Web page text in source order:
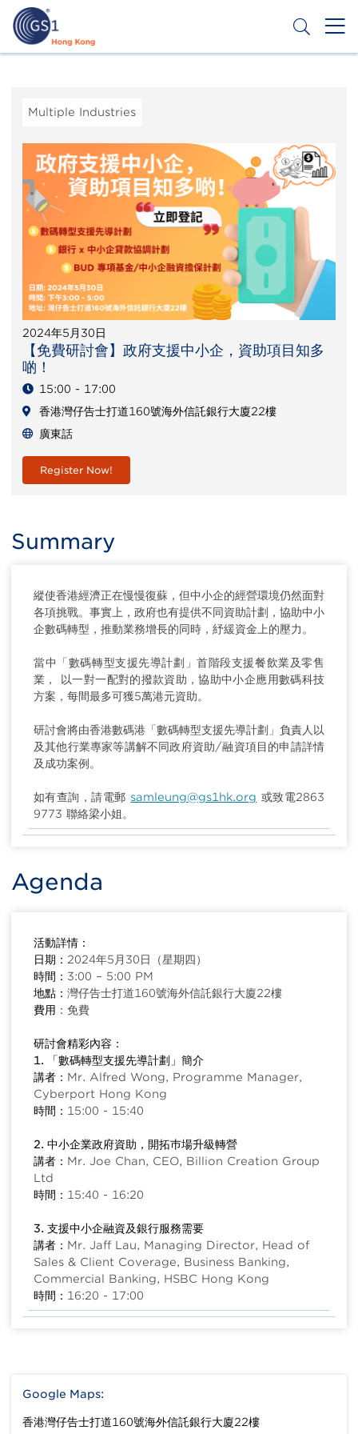
Skip
main
content
Second
Menu
Multiple Industries
2024年5月30日
【免費研討會】政府支援中小企，資助項目知多
啲！
15:00 - 17:00
香港灣仔告士打道160號海外信託銀行大廈22樓
廣東話
Register Now!
Summary
縱使香港經濟正在慢慢復蘇，但中小企的經營環境仍然面對
各項挑戰。事實上，政府也有提供不同資助計劃，協助中小
企數碼轉型，推動業務增長的同時，紓緩資金上的壓力。
當中「數碼轉型支援先導計劃」首階段支援餐飲業及零售
業， 以一對一配對的撥款資助，協助中小企應用數碼科技
方案，每間最多可獲5萬港元資助。
研討會將由香港數碼港「數碼轉型支援先導計劃」負責人以
及其他行業專家等講解不同政府資助/融資項目的申請詳情
及成功案例。
如有查詢，請電郵 samleung@gs1hk.org 或致電2863
9773 聯絡梁小姐。
Agenda
活動詳情：
日期： 2024年5月30日（星期四）
時間： 3:00 – 5:00 PM
地點： 灣仔告士打道160號海外信託銀行大廈22樓
費用 ：免費
研討會精彩內容：
1. 「數碼轉型支援先導計劃」簡介
講者： Mr. Alfred Wong, Programme Manager,
Cyberport Hong Kong
時間： 15:00 - 15:40
2. 中小企業政府資助，開拓巿場升級轉營
講者： Mr. Joe Chan, CEO, Billion Creation Group
Ltd
時間： 15:40 - 16:20
3. 支援中小企融資及銀行服務需要
講者： Mr. Jaff Lau, Managing Director, Head of
Sales & Client Coverage, Business Banking,
Commercial Banking, HSBC Hong Kong
時間： 16:20 - 17:00
Google Maps:
香港灣仔告士打道160號海外信託銀行大廈22樓